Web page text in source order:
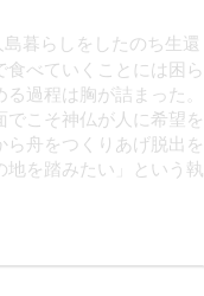
暮らしをしたのち生還
べていくことには困ら
過程は胸が詰まった。
こそ神仏が人に希望を
ら舟をつくりあげ脱出を
地を踏みたい」という執